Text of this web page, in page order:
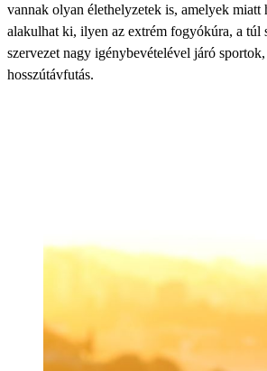
vannak olyan élethelyzetek is, amelyek miatt
alakulhat ki, ilyen az extrém fogyókúra, a túl
szervezet nagy igénybevételével járó
hosszútávfutás.